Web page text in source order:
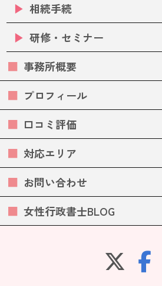
相続手続
研修・セミナー
事務所概要
プロフィール
口コミ評価
対応エリア
お問い合わせ
女性行政書士BLOG